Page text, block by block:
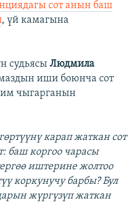
сот анын баш
, үй камагына
судьясы Людмила
иши боюнча сот
чыгарганын
карап жаткан сот
баш коргоо чарасы
иштерине жолтоо
коркунучу барбы? Бул
жүргүзүп жаткан